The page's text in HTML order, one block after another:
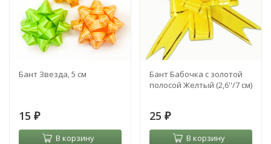
Бант Звезда, 5 см
15 ₽
В корзину
Бант Бабочка с золотой
полосой Желтый (2,6''/7 см)
25 ₽
В корзину